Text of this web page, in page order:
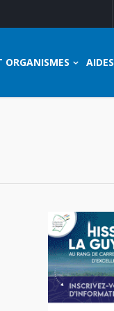
ORGANISMES AIDES